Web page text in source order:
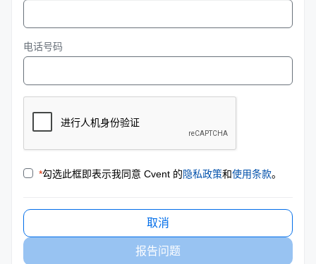
电话号码
*勾选此框即表示我同意 Cvent 的隐私政策和使用条款。
取消
报告问题